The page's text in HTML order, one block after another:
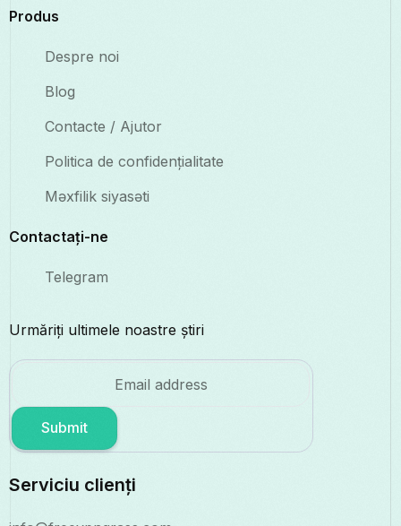
Produs
Despre noi
Blog
Contacte / Ajutor
Politica de confidențialitate
Məxfilik siyasəti
Contactați-ne
Telegram
Urmăriți ultimele noastre știri
Submit
Serviciu clienți